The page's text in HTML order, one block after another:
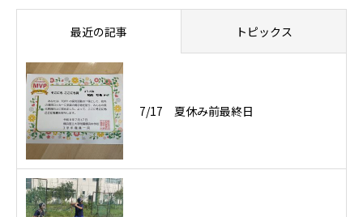
最近の記事 トピックス
7/17 夏休み前最終日